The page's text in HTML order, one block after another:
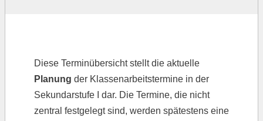
Diese Terminübersicht stellt die aktuelle
Planung der Klassenarbeitstermine in der
Sekundarstufe I dar. Die Termine, die nicht
zentral festgelegt sind, werden spätestens eine